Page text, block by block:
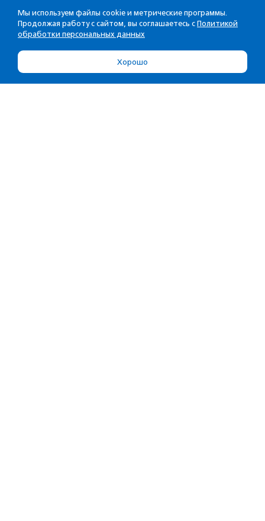
Мы используем файлы cookie и метрические программы.
Продолжая работу с сайтом, вы соглашаетесь с Политикой
обработки персональных данных
Хорошо